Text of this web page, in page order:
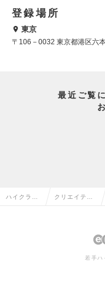
登録場所
東京
〒106－0032 東京都港区六
最近ご覧
ハイクラス クリエイティ
若手ハ